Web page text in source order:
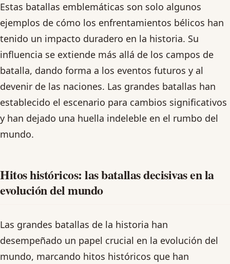
Estas batallas emblemáticas son solo algunos
ejemplos de cómo los enfrentamientos bélicos han
tenido un impacto duradero en la historia. Su
influencia se extiende más allá de los campos de
batalla, dando forma a los eventos futuros y al
devenir de las naciones. Las grandes batallas han
establecido el escenario para cambios significativos
y han dejado una huella indeleble en el rumbo del
mundo.
Hitos históricos: las batallas decisivas en la
evolución del mundo
Las grandes batallas de la historia han
desempeñado un papel crucial en la evolución del
mundo, marcando hitos históricos que han